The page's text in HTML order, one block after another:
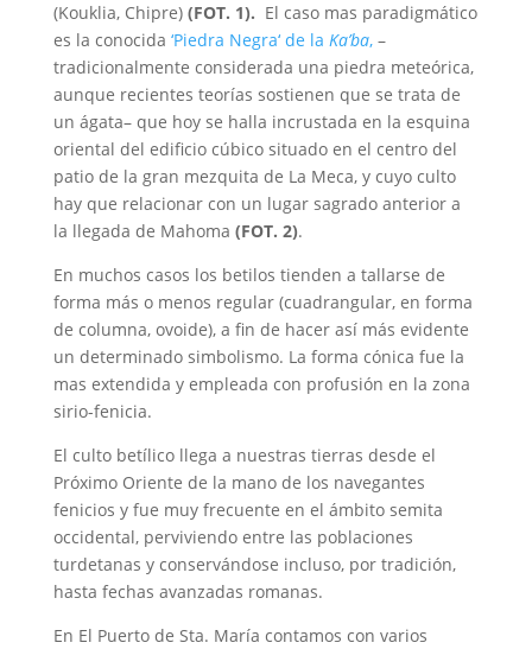
(Kouklia, Chipre) (FOT. 1). El caso mas paradigmático
es la conocida ‘Piedra Negra‘ de la Ka’ba, –
tradicionalmente considerada una piedra meteórica,
aunque recientes teorías sostienen que se trata de
un ágata– que hoy se halla incrustada en la esquina
oriental del edificio cúbico situado en el centro del
patio de la gran mezquita de La Meca, y cuyo culto
hay que relacionar con un lugar sagrado anterior a
la llegada de Mahoma (FOT. 2).
En muchos casos los betilos tienden a tallarse de
forma más o menos regular (cuadrangular, en forma
de columna, ovoide), a fin de hacer así más evidente
un determinado simbolismo. La forma cónica fue la
mas extendida y empleada con profusión en la zona
sirio-fenicia.
El culto betílico llega a nuestras tierras desde el
Próximo Oriente de la mano de los navegantes
fenicios y fue muy frecuente en el ámbito semita
occidental, perviviendo entre las poblaciones
turdetanas y conservándose incluso, por tradición,
hasta fechas avanzadas romanas.
En El Puerto de Sta. María contamos con varios